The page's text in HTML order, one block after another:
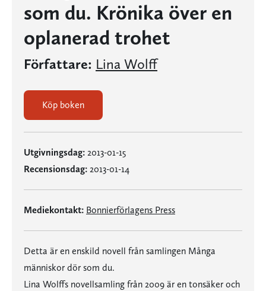
som du. Krönika över en
oplanerad trohet
Författare: Lina Wolff
Köp boken
Utgivningsdag: 2013-01-15
Recensionsdag: 2013-01-14
Mediekontakt: Bonnierförlagens Press
Detta är en enskild novell från samlingen Många
människor dör som du.
Lina Wolffs novellsamling från 2009 är en tonsäker och